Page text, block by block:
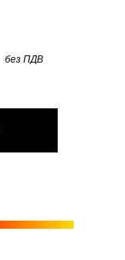
без ПДВ